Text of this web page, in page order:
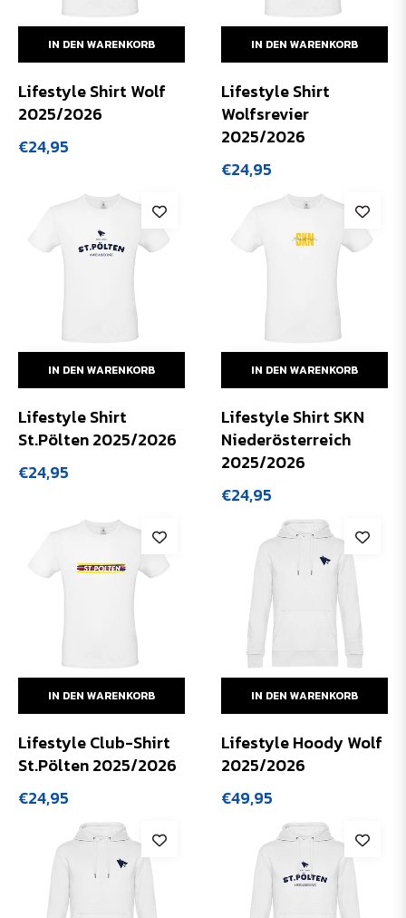
IN DEN WARENKORB
Lifestyle Shirt Wolf
2025/2026
Normaler
€24,95
IN DEN WARENKORB
Lifestyle Shirt
Wolfsrevier
2025/2026
Normaler
€24,95
IN DEN WARENKORB
Lifestyle Shirt
St.Pölten 2025/2026
Normaler
€24,95
IN DEN WARENKORB
Lifestyle Shirt SKN
Niederösterreich
2025/2026
Normaler
€24,95
IN DEN WARENKORB
Lifestyle Club-Shirt
St.Pölten 2025/2026
Normaler
€24,95
IN DEN WARENKORB
Lifestyle Hoody Wolf
2025/2026
Normaler
€49,95